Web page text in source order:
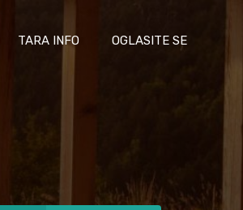
TARA INFO OGLASITE SE